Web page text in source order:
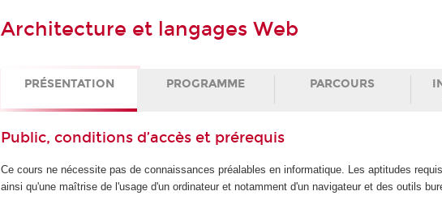
Architecture et langages Web
PRÉSENTATION PROGRAMME PARCOURS
Public, conditions d’accès et prérequis
Ce cours ne nécessite pas de connaissances préalables en informatique. Les aptitudes
ainsi qu'une maîtrise de l'usage d'un ordinateur et notamment d'un navigateur et des outils